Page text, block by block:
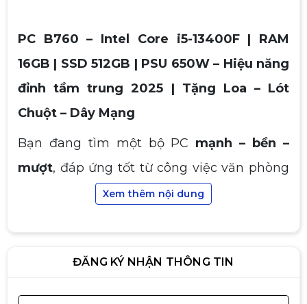
PC B760 – Intel Core i5-13400F | RAM
16GB | SSD 512GB | PSU 650W – Hiệu năng
đỉnh tầm trung 2025 | Tặng Loa – Lót
Chuột – Dây Mạng
Bạn đang tìm một bộ PC mạnh – bền –
mượt, đáp ứng tốt từ công việc văn phòng
cấp cao, đồ họa – dựng video, đến chơi
chính là lựa chọn hoàn hảo.
Xem thêm nội dung
ĐĂNG KÝ NHẬN THÔNG TIN
X99 Dual CPU/ Ram 64G/ NVME
Liên hệ
PC Gaming | Intel i5 12400F \ RTX
3050 6G\ H610M\ RAM 16GB\ SSD
PC GAMING PRENIUM 2 - ALL